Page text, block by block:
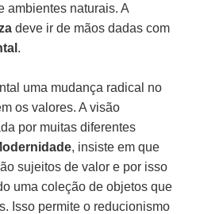
ambientes naturais. A
deve ir de mãos dadas com
.
uma mudança radical no
os valores. A visão
por muitas diferentes
, insiste em que
sujeitos de valor e por isso
uma coleção de objetos que
Isso permite o reducionismo